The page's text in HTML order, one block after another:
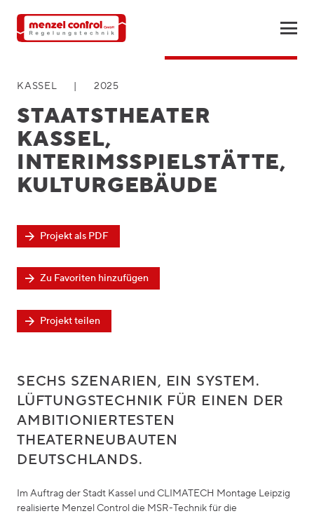
KASSEL | 2025
STAATSTHEATER
KASSEL,
INTERIMSSPIELSTÄTTE,
KULTURGEBÄUDE
Projekt als PDF
Zu Favoriten hinzufügen
Projekt teilen
SECHS SZENARIEN, EIN SYSTEM.
LÜFTUNGSTECHNIK FÜR EINEN DER
AMBITIONIERTESTEN
THEATERNEUBAUTEN
DEUTSCHLANDS.
Im Auftrag der Stadt Kassel und CLIMATECH Montage Leipzig
realisierte Menzel Control die MSR-Technik für die